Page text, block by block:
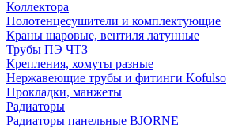
Коллектора
Полотенцесушители и комплектующие
Краны шаровые, вентиля латунные
Трубы ПЭ ЧТЗ
Крепления, хомуты разные
Нержавеющие трубы и фитинги Kofulso
Прокладки, манжеты
Радиаторы
Радиаторы панельные BJORNE